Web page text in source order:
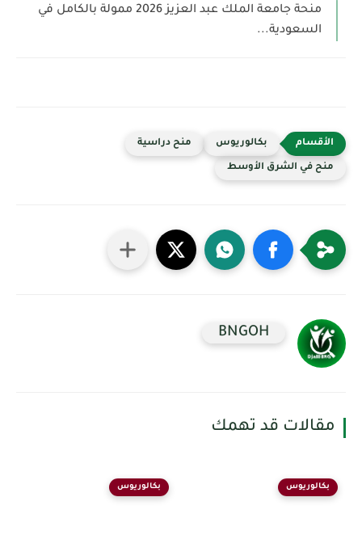
منحة جامعة الملك عبد العزيز 2026 ممولة بالكامل في
السعودية...
بكالوريوس منح دراسية
منح في الشرق الأوسط
BNGOH
مقالات قد تهمك
بكالوريوس بكالوريوس